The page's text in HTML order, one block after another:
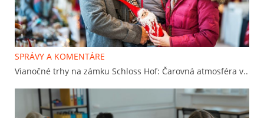
SPRÁVY A KOMENTÁRE
Vianočné trhy na zámku Schloss Hof: Čarovná atmosféra v..